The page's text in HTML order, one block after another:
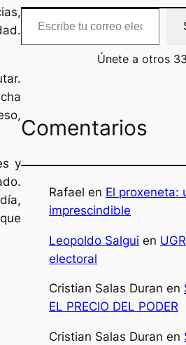
y
Escribe tu correo electrónico…
Únete a otros
Comentarios
Rafael en El proxeneta:
imprescindible
Leopoldo Salgui en
electoral
Cristian Salas Duran en
EL PRECIO DEL PODER
Cristian Salas Duran en